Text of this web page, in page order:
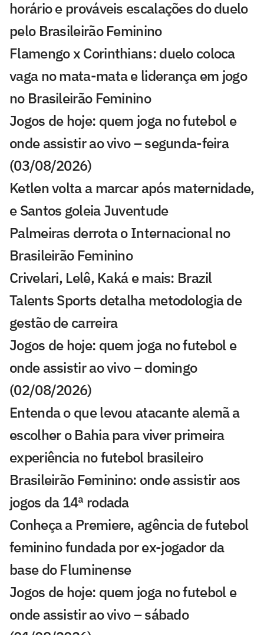
horário e prováveis escalações do duelo
pelo Brasileirão Feminino
Flamengo x Corinthians: duelo coloca
vaga no mata-mata e liderança em jogo
no Brasileirão Feminino
Jogos de hoje: quem joga no futebol e
onde assistir ao vivo – segunda-feira
(03/08/2026)
Ketlen volta a marcar após maternidade,
e Santos goleia Juventude
Palmeiras derrota o Internacional no
Brasileirão Feminino
Crivelari, Lelê, Kaká e mais: Brazil
Talents Sports detalha metodologia de
gestão de carreira
Jogos de hoje: quem joga no futebol e
onde assistir ao vivo – domingo
(02/08/2026)
Entenda o que levou atacante alemã a
escolher o Bahia para viver primeira
experiência no futebol brasileiro
Brasileirão Feminino: onde assistir aos
jogos da 14ª rodada
Conheça a Premiere, agência de futebol
feminino fundada por ex-jogador da
base do Fluminense
Jogos de hoje: quem joga no futebol e
onde assistir ao vivo – sábado